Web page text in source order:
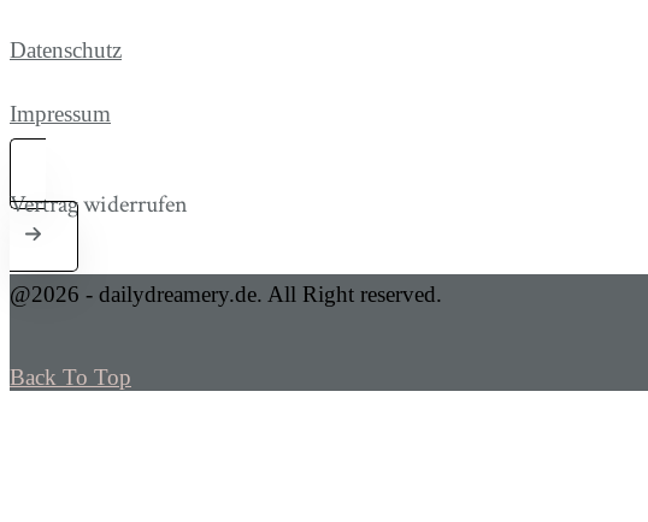
Datenschutz
Impressum
Vertrag widerrufen
@2026 - dailydreamery.de. All Right reserved.
Back To Top